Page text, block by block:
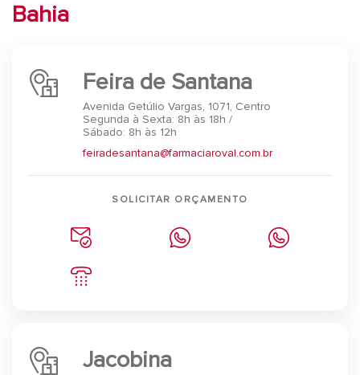
Bahia
Feira de Santana
Avenida Getúlio Vargas, 1071, Centro
Segunda à Sexta: 8h às 18h /
Sábado: 8h às 12h
feiradesantana@farmaciaroval.com.br
SOLICITAR ORÇAMENTO
Jacobina